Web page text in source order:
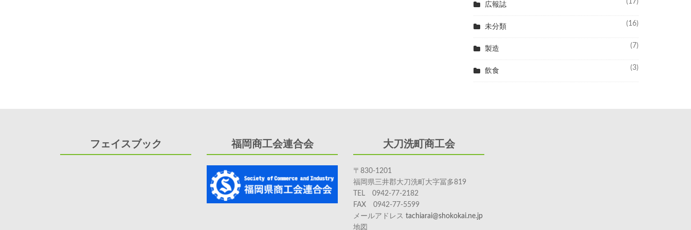
広報誌 (17)
未分類 (16)
製造 (7)
飲食 (3)
フェイスブック 福岡商工会連合会 大刀洗町商工会
〒830-1201
福岡県三井郡大刀洗町大字冨多819
TEL 0942-77-2182
FAX 0942-77-5599
メールアドレス tachiarai@shokokai.ne.jp
地図